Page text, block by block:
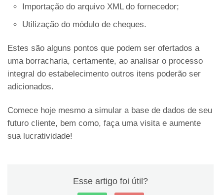
Importação do arquivo XML do fornecedor;
Utilização do módulo de cheques.
Estes são alguns pontos que podem ser ofertados a
uma borracharia, certamente, ao analisar o processo
integral do estabelecimento outros itens poderão ser
adicionados.
Comece hoje mesmo a simular a base de dados de seu
futuro cliente, bem como, faça uma visita e aumente
sua lucratividade!
Esse artigo foi útil?